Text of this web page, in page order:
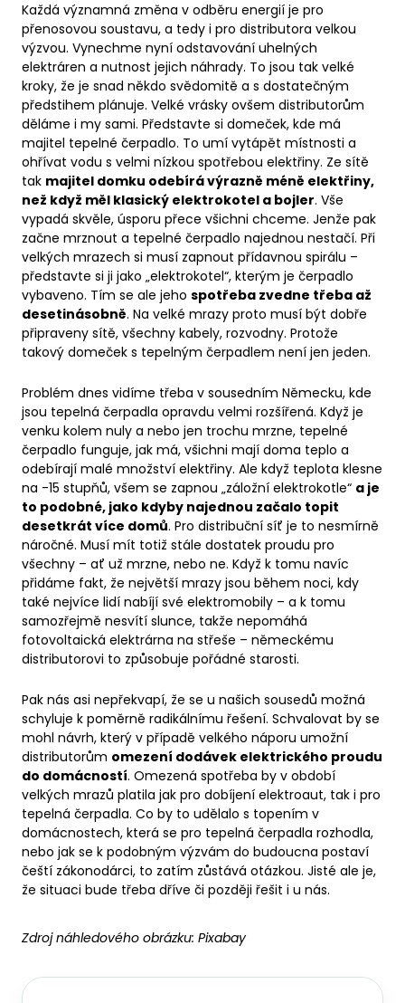
Každá významná změna v odběru energií je pro
přenosovou soustavu, a tedy i pro distributora velkou
výzvou. Vynechme nyní odstavování uhelných
elektráren a nutnost jejich náhrady. To jsou tak velké
kroky, že je snad někdo svědomitě a s dostatečným
předstihem plánuje. Velké vrásky ovšem distributorům
děláme i my sami. Představte si domeček, kde má
majitel tepelné čerpadlo. To umí vytápět místnosti a
ohřívat vodu s velmi nízkou spotřebou elektřiny. Ze sítě
tak majitel domku odebírá výrazně méně elektřiny,
než když měl klasický elektrokotel a bojler. Vše
vypadá skvěle, úsporu přece všichni chceme. Jenže pak
začne mrznout a tepelné čerpadlo najednou nestačí. Při
velkých mrazech si musí zapnout přídavnou spirálu –
představte si ji jako „elektrokotel“, kterým je čerpadlo
vybaveno. Tím se ale jeho spotřeba zvedne třeba až
desetinásobně. Na velké mrazy proto musí být dobře
připraveny sítě, všechny kabely, rozvodny. Protože
takový domeček s tepelným čerpadlem není jen jeden.
Problém dnes vidíme třeba v sousedním Německu, kde
jsou tepelná čerpadla opravdu velmi rozšířená. Když je
venku kolem nuly a nebo jen trochu mrzne, tepelné
čerpadlo funguje, jak má, všichni mají doma teplo a
odebírají malé množství elektřiny. Ale když teplota klesne
na -15 stupňů, všem se zapnou „záložní elektrokotle“ a je
to podobné, jako kdyby najednou začalo topit
desetkrát více domů. Pro distribuční síť je to nesmírně
náročné. Musí mít totiž stále dostatek proudu pro
všechny – ať už mrzne, nebo ne. Když k tomu navíc
přidáme fakt, že největší mrazy jsou během noci, kdy
také nejvíce lidí nabíjí své elektromobily – a k tomu
samozřejmě nesvítí slunce, takže nepomáhá
fotovoltaická elektrárna na střeše – německému
distributorovi to způsobuje pořádné starosti.
Pak nás asi nepřekvapí, že se u našich sousedů možná
schyluje k poměrně radikálnímu řešení. Schvalovat by se
mohl návrh, který v případě velkého náporu umožní
distributorům omezení dodávek elektrického proudu
do domácností. Omezená spotřeba by v období
velkých mrazů platila jak pro dobíjení elektroaut, tak i pro
tepelná čerpadla. Co by to udělalo s topením v
domácnostech, která se pro tepelná čerpadla rozhodla,
nebo jak se k podobným výzvám do budoucna postaví
čeští zákonodárci, to zatím zůstává otázkou. Jisté ale je,
že situaci bude třeba dříve či později řešit i u nás.
Zdroj náhledového obrázku: Pixabay